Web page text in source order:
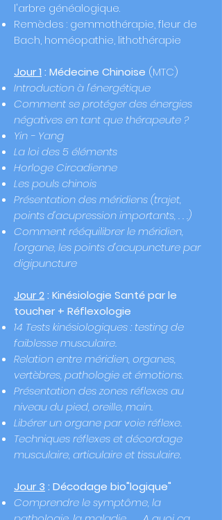
l'arbre généalogique.
Remèdes : gemmothérapie, fleur de
Bach, homéopathie, lithothérapie
Jour 1 : Médecine Chinoise ​ (MTC)
Introduction àl'énergétique
Comment se protéger des énergies
négatives en tant que thérapeute ?
Yin - Yang
La loi des 5 éléments
Horloge Circadienne
Les pouls chinois
Présentationdes méridiens (trajet,
points d'acupression importants, . . .)
Comment rééquilibrer le méridien,
l'organe, les points d'acupuncture par
digipuncture
Jour 2:​ Kinésiologie Santé par le
toucher + Réflexologie
14 Tests kinésiologiques :testing de
faiblesse musculaire.
Relation entre méridien, organes,
vertèbres, pathologie et émotions.
Présentation des zones réflexes au
niveau du pied, oreille, main.
Libérer un organe par voie réflexe.
Techniques réflexes et décordage
musculaire, articulaire et tissulaire.
Jour 3 : Décodage bio"logique"
Comprendre le symptôme, la